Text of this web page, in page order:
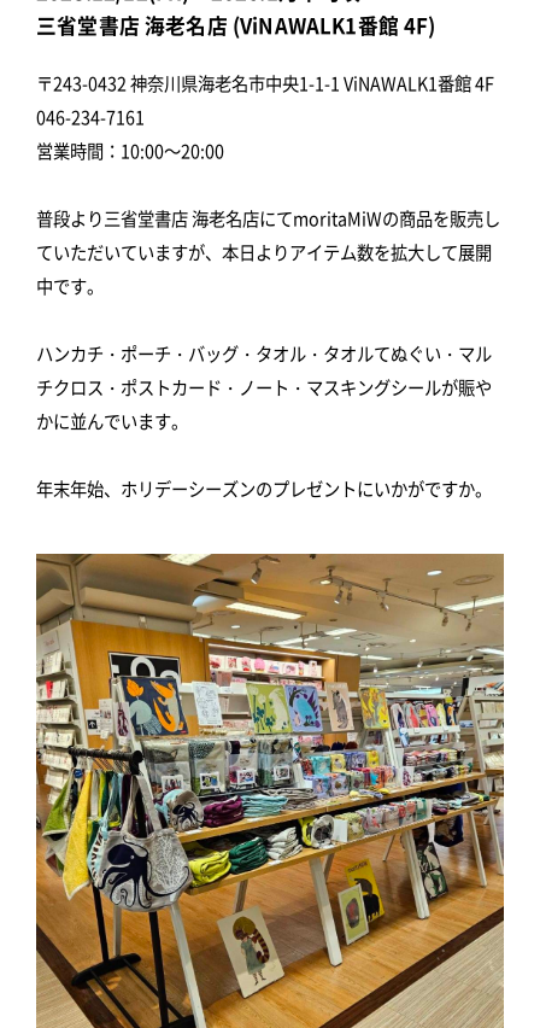
三省堂書店 海老名店 (ViNAWALK1番館 4F)
〒243-0432 神奈川県海老名市中央1-1-1 ViNAWALK1番館 4F
046-234-7161
営業時間：10:00～20:00
普段より三省堂書店 海老名店にてmoritaMiWの商品を販売し
ていただいていますが、本日よりアイテム数を拡大して展開
中です。
ハンカチ・ポーチ・バッグ・タオル・タオルてぬぐい・マル
チクロス・ポストカード・ノート・マスキングシールが賑や
かに並んでいます。
年末年始、ホリデーシーズンのプレゼントにいかがですか。